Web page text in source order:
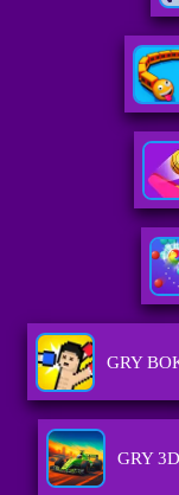
GRY
GRY 3D